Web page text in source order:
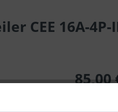
CEE 16A-4P-
85,00
Lieferzeit